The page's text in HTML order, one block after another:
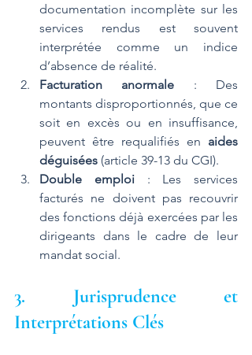
documentation incomplète sur les
services rendus est souvent
interprétée comme un indice
d’absence de réalité.
Facturation anormale : Des
montants disproportionnés, que ce
soit en excès ou en insuffisance,
peuvent être requalifiés en aides
déguisées (article 39-13 du CGI).
Double emploi : Les services
facturés ne doivent pas recouvrir
des fonctions déjà exercées par les
dirigeants dans le cadre de leur
mandat social​.
3. Jurisprudence et
Interprétations Clés